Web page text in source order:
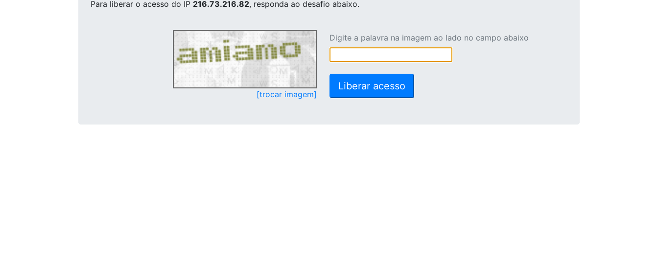
Para liberar o acesso do IP 216.73.216.82, responda ao desafio abaixo.
[trocar imagem]
Digite a palavra na imagem ao lado no campo abaixo